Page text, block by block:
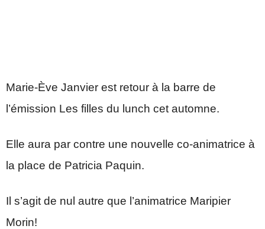
Marie-Ève Janvier est retour à la barre de
l’émission Les filles du lunch cet automne.
Elle aura par contre une nouvelle co-animatrice à
la place de Patricia Paquin.
Il s’agit de nul autre que l’animatrice Maripier
Morin!